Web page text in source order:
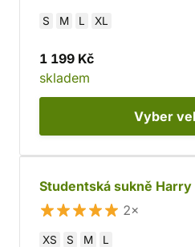
S M L XL
1 199 Kč
skladem
Vyber
Studentská sukně
2×
XS S M L